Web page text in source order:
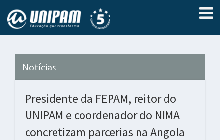
Notícias
Presidente da FEPAM, reitor do
UNIPAM e coordenador do NIMA
concretizam parcerias na Angola